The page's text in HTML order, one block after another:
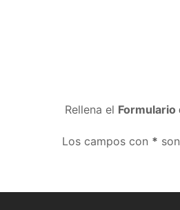
Rellena el Formulario
Los campos con * son